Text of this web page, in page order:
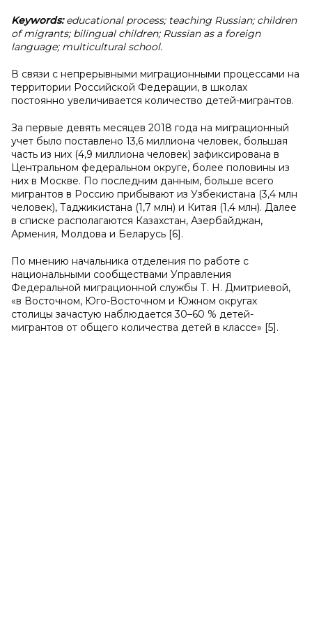
Keywords:educational process; teaching Russian; children
of migrants; bilingual children; Russian as a foreign
language; multicultural school.
В связи с непрерывными миграционными процессами на
территории Российской Федерации, в школах
постоянно увеличивается количество детей-мигрантов.
За первые девять месяцев 2018 года на миграционный
учет было поставлено 13,6 миллиона человек, большая
часть из них (4,9 миллиона человек) зафиксирована в
Центральном федеральном округе, более половины из
них в Москве. По последним данным, больше всего
мигрантов в Россию прибывают из Узбекистана (3,4 млн
человек), Таджикистана (1,7 млн) и Китая (1,4 млн). Далее
в списке располагаются Казахстан, Азербайджан,
Армения, Молдова и Беларусь [6].
По мнению начальника отделения по работе с
национальными сообществами Управления
Федеральной миграционной службы Т. Н. Дмитриевой,
«в Восточном, Юго-Восточном и Южном округах
столицы зачастую наблюдается 30–60 % детей-
мигрантов от общего количества детей в классе» [5].